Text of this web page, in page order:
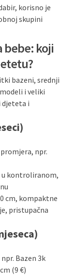
korisno je
skupini
bebe: koji
bazeni, srednji
i veliki
djeteta i
npr.
u kontroliranom,
cm, kompaktne
pristupačna
Bazen 3k
(9 €)